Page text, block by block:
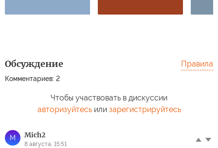
Обсуждение
Комментариев: 2
Правила
Чтобы участвовать в дискуссии
авторизуйтесьили зарегистрируйтесь
M Mich2
8 августа, 15:51